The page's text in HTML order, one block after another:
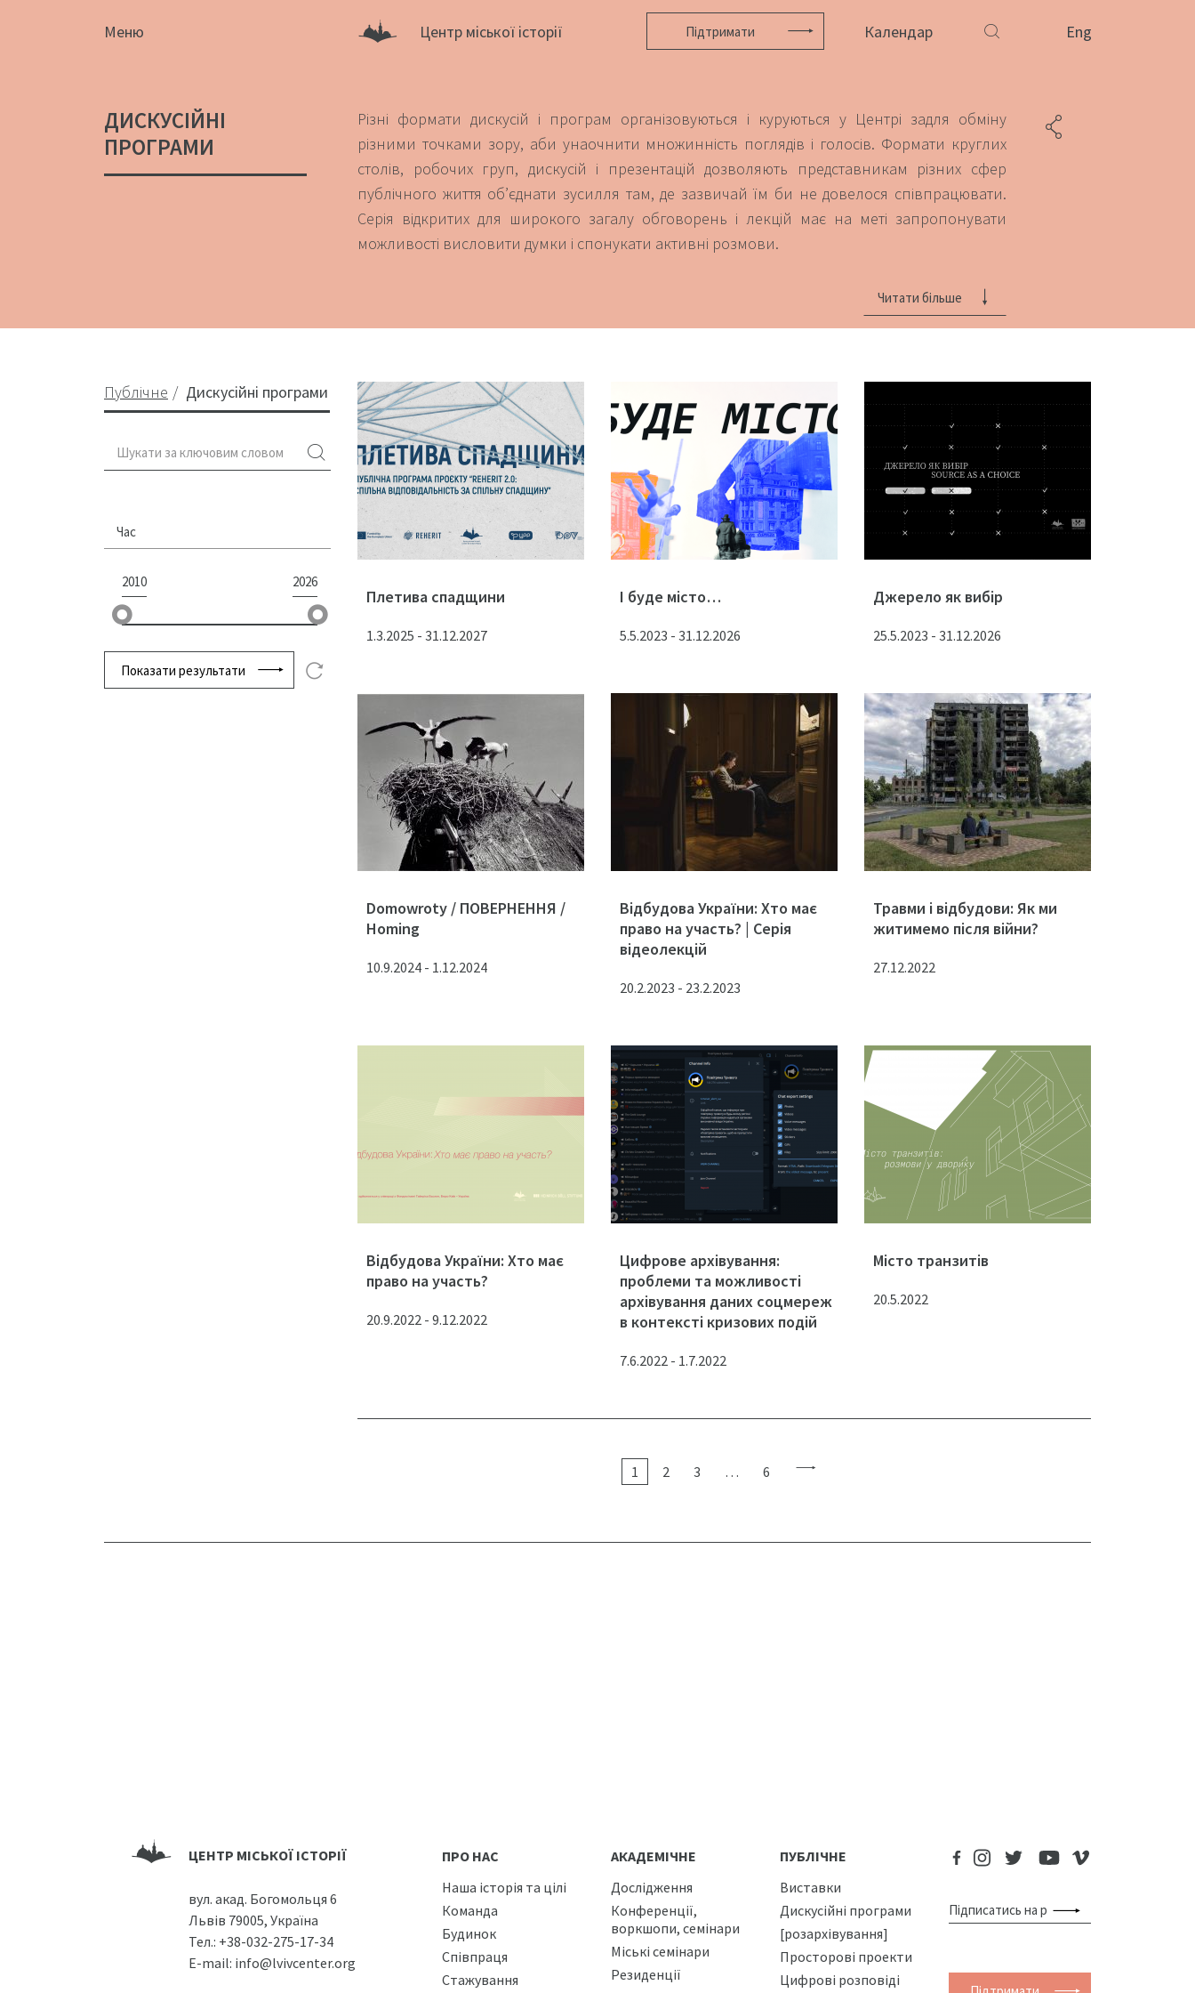
Меню Центр міської історії Підтримати Календар Eng
ДИСКУСІЙНІ
ПРОГРАМИ
Різні формати дискусій і програм організовуються і куруються у Центрі задля обміну
різними точками зору, аби унаочнити множинність поглядів і голосів. Формати круглих
столів, робочих груп, дискусій і презентацій дозволяють представникам різних сфер
публічного життя об’єднати зусилля там, де зазвичай їм би не довелося співпрацювати.
Серія відкритих для широкого загалу обговорень і лекцій має на меті запропонувати
можливості висловити думки і спонукати активні розмови.
Читати більше
Публічне Дискусійні програми
Час
2010 2026
Показати результати
Плетива спадщини
1.3.2025 - 31.12.2027
І буде місто…
5.5.2023 - 31.12.2026
Джерело як вибір
25.5.2023 - 31.12.2026
Domowroty / ПОВЕРНЕННЯ /
Homing
10.9.2024 - 1.12.2024
Відбудова України: Хто має
право на участь? | Серія
відеолекцій
20.2.2023 - 23.2.2023
Травми і відбудови: Як ми
житимемо після війни?
27.12.2022
Відбудова України: Хто має
право на участь?
20.9.2022 - 9.12.2022
Цифрове архівування:
проблеми та можливості
архівування даних соцмереж
в контексті кризових подій
7.6.2022 - 1.7.2022
Місто транзитів
20.5.2022
1 2 3 … 6
ЦЕНТР МІСЬКОЇ ІСТОРІЇ
вул. акад. Богомольця 6
Львів 79005, Україна
Тел.: +38-032-275-17-34
E-mail: info@lvivcenter.org
ПРО НАС
Наша історія та цілі
Команда
Будинок
Співпраця
Стажування
АКАДЕМІЧНЕ
Дослідження
Конференції,
воркшопи, семінари
Міські семінари
Резиденції
ПУБЛІЧНЕ
Виставки
Дискусійні програми
[розархівування]
Просторові проекти
Цифрові розповіді